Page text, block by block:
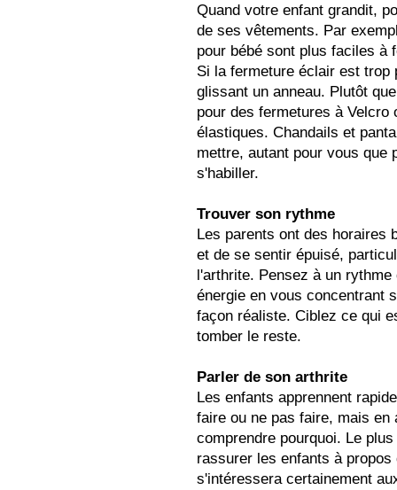
Quand votre enfant grandit,
de ses vêtements. Par
pour bébé sont plus faciles à
Si la fermeture éclair est trop
glissant un anneau. Plutôt
pour des fermetures à
élastiques. Chandails et
mettre, autant pour vous que
s'habiller.
Trouver son rythme
Les parents ont des horaires
et de se sentir épuisé,
l'arthrite. Pensez à un
énergie en vous concentrant
façon réaliste. Ciblez ce qui
tomber le reste.
Parler de son arthrite
Les enfants apprennent
faire ou ne pas faire, mais
comprendre pourquoi. Le
rassurer les enfants à
s'intéressera certainement